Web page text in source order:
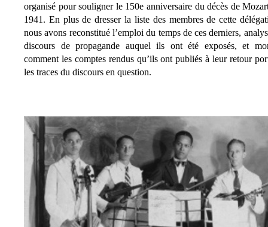
organisé pour souligner le 150e anniversaire du décès de
1941. En plus de dresser la liste des membres de cette
nous avons reconstitué l’emploi du temps de ces derniers,
discours de propagande auquel ils ont été exposés, et
comment les comptes rendus qu’ils ont publiés à leur retour
les traces du discours en question.